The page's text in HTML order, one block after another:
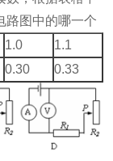
路图中的哪一个
1.0
1.1
0.30 0.33